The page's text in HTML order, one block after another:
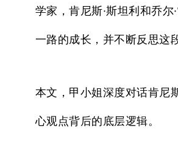
学家，肯尼斯·斯坦利和乔
一路的成长，并不断反思这
本文，甲小姐深度对话肯尼
心观点背后的底层逻辑。